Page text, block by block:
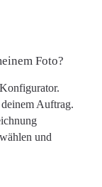
Foto?
Auftrag.
und